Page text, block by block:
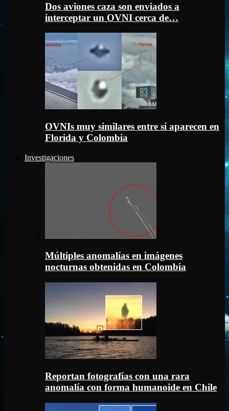
Dos aviones caza son enviados a
interceptar un OVNI cerca de…
OVNIs muy similares entre sí aparecen en
Florida y Colombia
Investigaciones
Múltiples anomalías en imágenes
nocturnas obtenidas en Colombia
Reportan fotografías con una rara
anomalía con forma humanoide en Chile